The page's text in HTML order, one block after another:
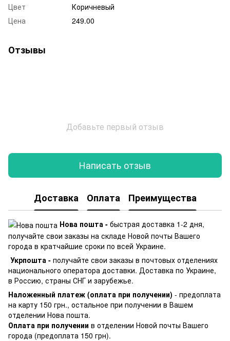
Цвет
Коричневый
Цена
249.00
Отзывы
Добавьте первый отзыв
Написать отзыв
Доставка Оплата Преимущества
Нова пошта - быстрая доставка 1-2 дня,
получайте свои заказы на складе Новой почты Вашего
города в кратчайшие сроки по всей Украине.
Укрпошта - получайте свои заказы в почтовых отделениях
национального оператора доставки. Доставка по Украине,
в Россию, страны СНГ и зарубежье.
Наложенный платеж (оплата при получении) - предоплата
на карту 150 грн., остальное при получении в Вашем
отделении Нова пошта.
Оплата при получении в отделении Новой почты Вашего
города (предоплата 150 грн).